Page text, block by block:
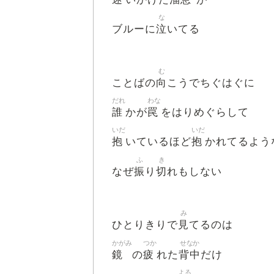
ブルーに泣
な
いてる
ことばの向
む
こうでちぐはぐに
誰
だれ
かが罠
わな
をはりめぐらして
抱
いだ
いているほど抱
いだ
かれてるよう
なぜ振
ふ
り 切
き
れもしない
ひとりきりで 見
み
てるのは
鏡
かがみ
の疲
つか
れた背中
せなか
だけ
よる